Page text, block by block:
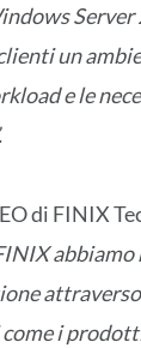
Server
un
e le
di FINIX
abbiamo
i